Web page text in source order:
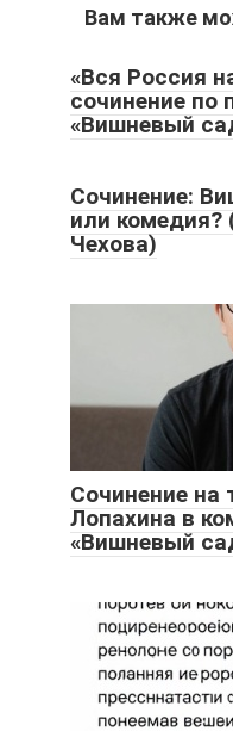
Вам также
«Вся Россия
сочинение по
«Вишневый
Сочинение:
или комедия?
Чехова)
Сочинение на
Лопахина в
«Вишневый